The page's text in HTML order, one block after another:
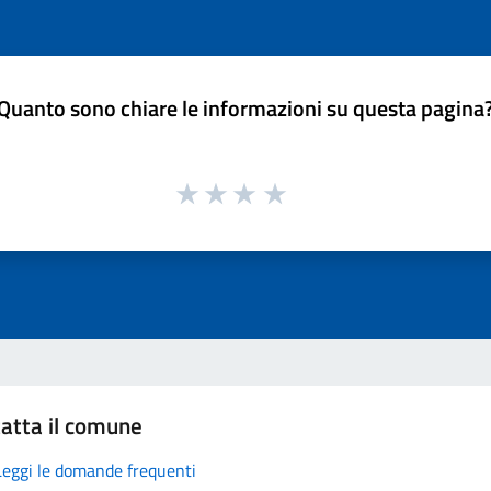
sono chiare le informazioni su questa
il comune
le domande frequenti